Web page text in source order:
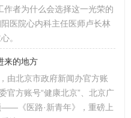
作者为什么会选择这一光荣的
医院心内科主任医师卢长林
。
来的地方
由北京市政府新闻办官方账
官方账号“健康北京”、北京广
《医路·新青年》，重磅上